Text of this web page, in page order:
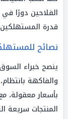
الفلاحين دورًا في
قدرة
نصائح
ينصح خبراء
والفاكهة
بأسعار معقولة،
المنتجات سريعة